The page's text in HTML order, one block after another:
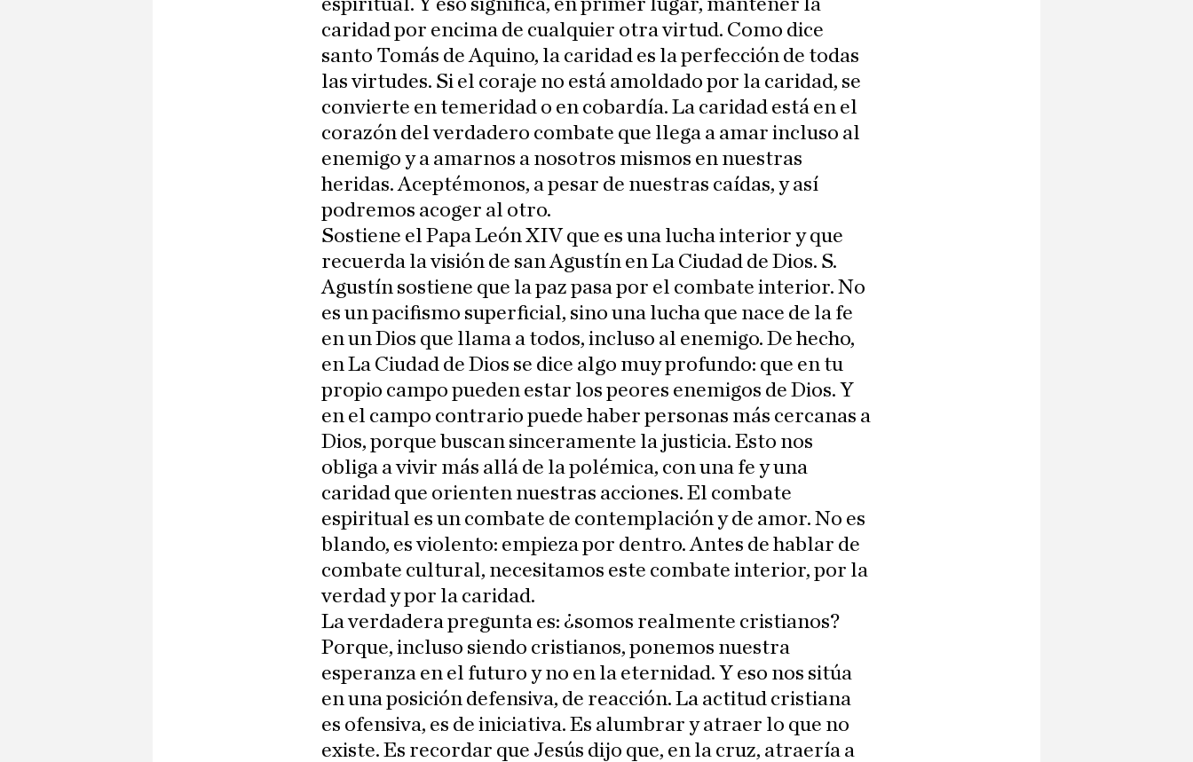
espiritual. Y eso significa, en primer lugar, mantener la
caridad por encima de cualquier otra virtud. Como dice
santo Tomás de Aquino, la caridad es la perfección de todas
las virtudes. Si el coraje no está amoldado por la caridad, se
convierte en temeridad o en cobardía. La caridad está en el
corazón del verdadero combate que llega a amar incluso al
enemigo y a amarnos a nosotros mismos en nuestras
heridas. Aceptémonos, a pesar de nuestras caídas, y así
podremos acoger al otro.
Sostiene el Papa León XIV que es una lucha interior y que
recuerda la visión de san Agustín en La Ciudad de Dios. S.
Agustín sostiene que la paz pasa por el combate interior. No
es un pacifismo superficial, sino una lucha que nace de la fe
en un Dios que llama a todos, incluso al enemigo. De hecho,
en La Ciudad de Dios se dice algo muy profundo: que en tu
propio campo pueden estar los peores enemigos de Dios. Y
en el campo contrario puede haber personas más cercanas a
Dios, porque buscan sinceramente la justicia. Esto nos
obliga a vivir más allá de la polémica, con una fe y una
caridad que orienten nuestras acciones. El combate
espiritual es un combate de contemplación y de amor. No es
blando, es violento: empieza por dentro. Antes de hablar de
combate cultural, necesitamos este combate interior, por la
verdad y por la caridad.
La verdadera pregunta es: ¿somos realmente cristianos?
Porque, incluso siendo cristianos, ponemos nuestra
esperanza en el futuro y no en la eternidad. Y eso nos sitúa
en una posición defensiva, de reacción. La actitud cristiana
es ofensiva, es de iniciativa. Es alumbrar y atraer lo que no
existe. Es recordar que Jesús dijo que, en la cruz, atraería a